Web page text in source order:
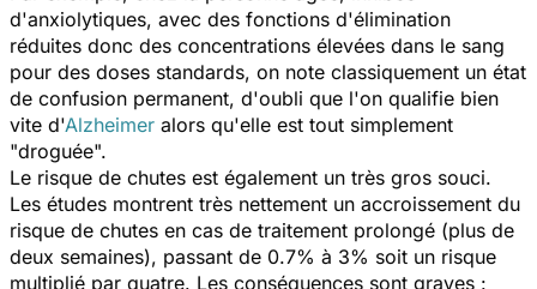
d'anxiolytiques, avec des fonctions d'élimination
réduites donc des concentrations élevées dans le sang
pour des doses standards, on note classiquement un état
de confusion permanent, d'oubli que l'on qualifie bien
vite d'Alzheimer alors qu'elle est tout simplement
"droguée".
Le risque de chutes est également un très gros souci.
Les études montrent très nettement un accroissement du
risque de chutes en cas de traitement prolongé (plus de
deux semaines), passant de 0.7% à 3% soit un risque
multiplié par quatre. Les conséquences sont graves :